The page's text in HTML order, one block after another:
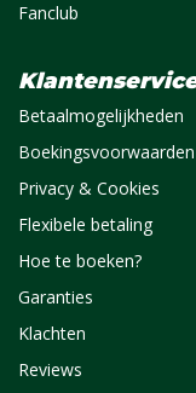
Fanclub
Betaalmogelijkheden
Boekingsvoorwaarden
Privacy & Cookies
Flexibele betaling
Hoe te boeken?
Garanties
Klachten
Reviews